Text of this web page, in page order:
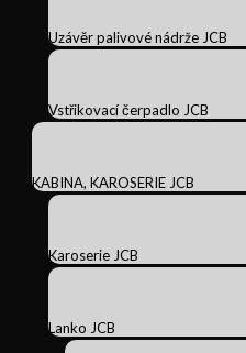
Uzávěr palivové nádrže JCB
Vstřikovací čerpadlo JCB
KABINA, KAROSERIE JCB
Karoserie JCB
Lanko JCB